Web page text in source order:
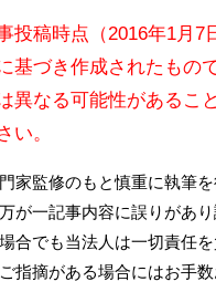
稿時点（2016年1月7
基づき作成されたもので
異なる可能性があるこ
い。
家監修のもと慎重に執筆を
が一記事内容に誤りがあ
合でも当法人は一切責任
指摘がある場合にはお手